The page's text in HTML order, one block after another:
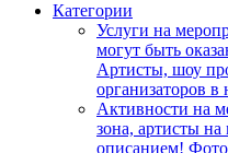
Категории
Услуги на
могут быть
Артисты, шоу
организаторов в
Активности на
зона, артисты
описанием!